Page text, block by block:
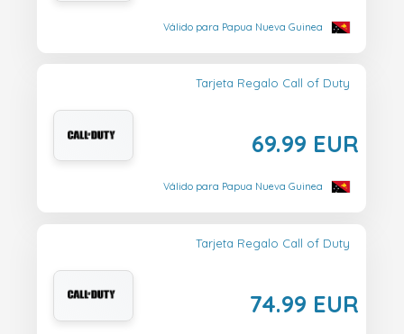
Válido para Papua Nueva Guinea
Tarjeta Regalo Call of Duty
69.99 EUR
Válido para Papua Nueva Guinea
Tarjeta Regalo Call of Duty
74.99 EUR